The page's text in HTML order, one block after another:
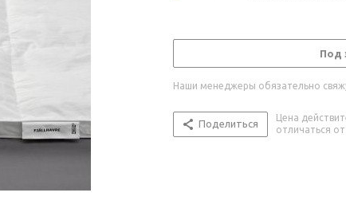
Под
Наши менеджеры обязательно
Поделиться
Цена
отличаться